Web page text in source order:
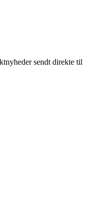
sendt direkte til